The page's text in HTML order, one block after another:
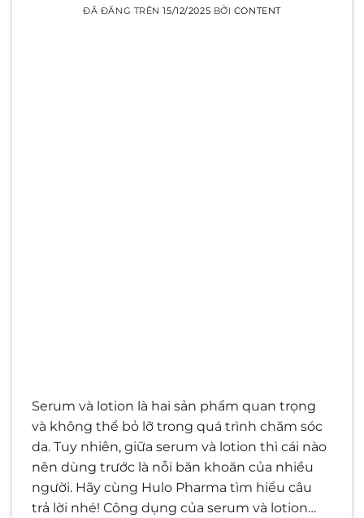
ĐÃ ĐĂNG TRÊN15/12/2025 BỞI CONTENT
Serum và lotion là hai sản phẩm quan trọng
và không thể bỏ lỡ trong quá trình chăm sóc
da. Tuy nhiên, giữa serum và lotion thì cái nào
nên dùng trước là nỗi băn khoăn của nhiều
người. Hãy cùng Hulo Pharma tìm hiểu câu
trả lời nhé! Công dụng của serum và lotion…